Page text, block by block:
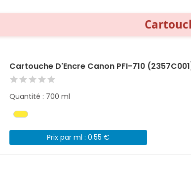
Cartouche D'Encre Canon PFI-710
Quantité : 700 ml
Prix par ml : 0.55 €